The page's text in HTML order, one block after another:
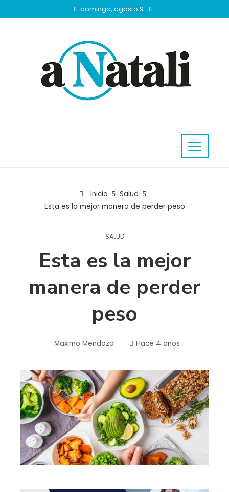
domingo, agosto 9
Inicio
Salud
Esta es la mejor manera de perder peso
SALUD
Esta es la mejor
manera de perder
peso
Maximo Mendoza Hace 4 años